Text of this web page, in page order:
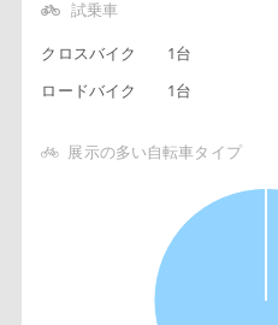
試乗車
クロスバイク
1台
ロードバイク
1台
展示の多い自転車タイプ